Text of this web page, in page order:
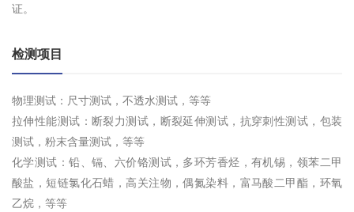
证。
检测项目
物理测试：尺寸测试，不透水测试，等等
拉伸性能测试：断裂力测试，断裂延伸测试，抗穿刺性测试，包装
测试，粉末含量测试，等等
化学测试：铅、镉、六价铬测试，多环芳香烃，有机锡，领苯二甲
酸盐，短链氯化石蜡，高关注物，偶氮染料，富马酸二甲酯，环氧
乙烷，等等